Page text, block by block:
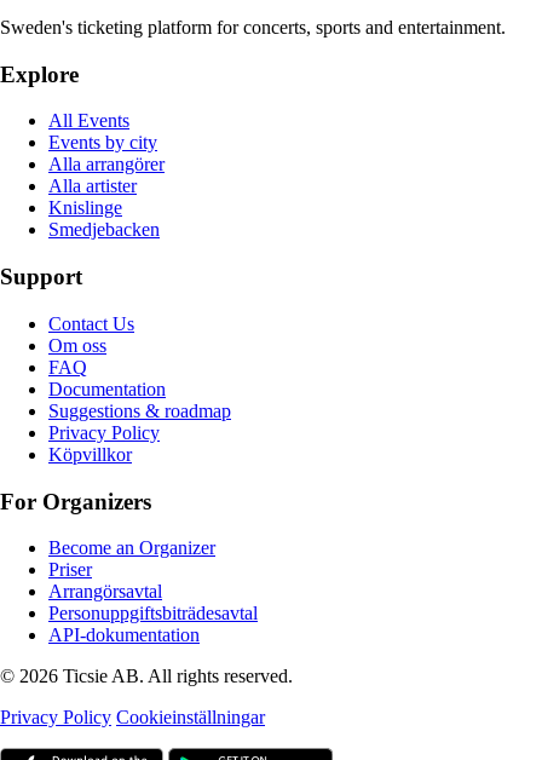
Sweden's ticketing platform for concerts, sports and entertainment.
Explore
All Events
Events by city
Alla arrangörer
Alla artister
Knislinge
Smedjebacken
Support
Contact Us
Om oss
FAQ
Documentation
Suggestions & roadmap
Privacy Policy
Köpvillkor
For Organizers
Become an Organizer
Priser
Arrangörsavtal
Personuppgiftsbiträdesavtal
API-dokumentation
© 2026 Ticsie AB. All rights reserved.
Privacy Policy Cookieinställningar